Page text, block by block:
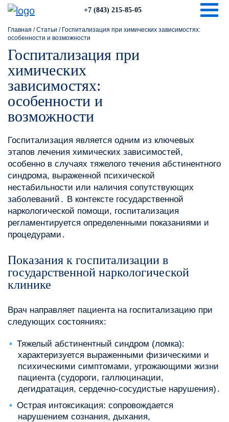
+7 (843) 215-85-05
Главная /Статьи / Госпитализация при химических зависимостях:
особенности и возможности
Госпитализация при
химических
зависимостях:
особенности и
возможности
Госпитализация является одним из ключевых
этапов лечения химических зависимостей,
особенно в случаях тяжелого течения абстинентного
синдрома, выраженной психической
нестабильности или наличия сопутствующих
заболеваний․ В контексте государственной
наркологической помощи, госпитализация
регламентируется определенными показаниями и
процедурами․
Показания к госпитализации в
государственной наркологической
клинике
Врач направляет пациента на госпитализацию при
следующих состояниях:
Тяжелый абстинентный синдром (ломка):
характеризуется выраженными физическими и
психическими симптомами, угрожающими жизни
пациента (судороги, галлюцинации,
дегидратация, сердечно-сосудистые нарушения)․
Острая интоксикация: сопровождается
нарушением сознания, дыхания,